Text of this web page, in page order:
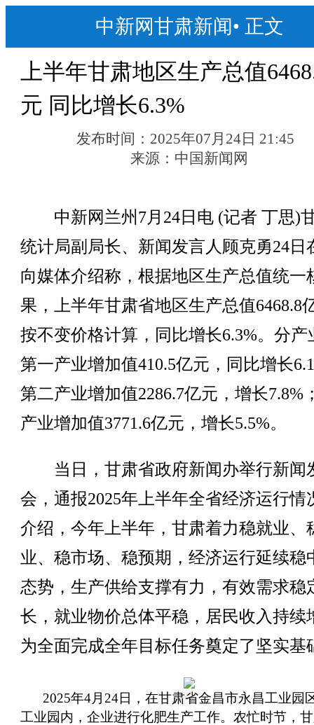
中新网甘肃新闻• 正文
上半年甘肃地区生产总值
元 同比增长6.3%
发布时间： 2025年07月24日 21:45
来源： 中国新闻网
中新网兰州7月24日电 (记者 丁思)
统计局副局长、新闻发言人顾克勇24日
向媒体介绍称，根据地区生产总值统一
果，上半年甘肃省地区生产总值6468.8
按不变价格计算，同比增长6.3%。分产
第一产业增加值410.5亿元，同比增长
第二产业增加值2286.7亿元，增长7.8%
产业增加值3771.6亿元，增长5.5%。
当日，甘肃省政府新闻办举行新闻
会，通报2025年上半年全省经济运行情
介绍，今年上半年，甘肃着力稳就业、
业、稳市场、稳预期，经济运行延续稳
态势，生产供给支撑有力，有效需求稳
长，就业物价总体平稳，居民收入持续
为全面完成全年目标任务奠定了坚实基
2025年4月24日，在甘肃省金昌市永昌工业园
工业园内，企业进行化肥生产工作。农忙时节，